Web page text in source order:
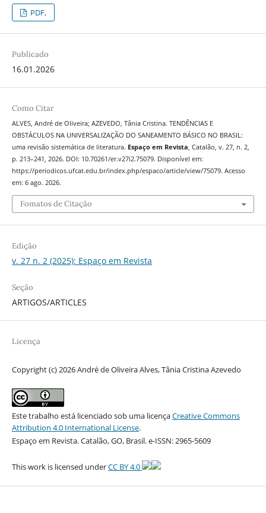
PDF,
Publicado
16.01.2026
Como Citar
ALVES, André de Oliveira; AZEVEDO, Tânia Cristina. TENDÊNCIAS E
OBSTÁCULOS NA UNIVERSALIZAÇÃO DO SANEAMENTO BÁSICO NO BRASIL:
uma revisão sistemática de literatura. Espaço em Revista, Catalão, v. 27, n. 2,
p. 213–241, 2026. DOI: 10.70261/er.v27i2.75079. Disponível em:
https://periodicos.ufcat.edu.br/index.php/espaco/article/view/75079. Acesso
em: 6 ago. 2026.
Fomatos de Citação
Edição
v. 27 n. 2 (2025): Espaço em Revista
Seção
ARTIGOS/ARTICLES
Licença
Copyright (c) 2026 André de Oliveira Alves, Tânia Cristina Azevedo
Este trabalho está licenciado sob uma licençaCreative Commons
Attribution 4.0 International License.
Espaço em Revista. Catalão, GO, Brasil. e-ISSN: 2965-5609
This work is licensed underCC BY 4.0